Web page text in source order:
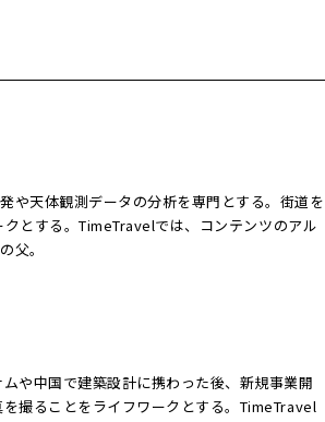
や天体観測データの分析を専門とする。街道を
とする。TimeTravelでは、コンテンツのアル
父。
や中国で建築設計に携わった後、新規事業開
撮ることをライフワークとする。TimeTravel